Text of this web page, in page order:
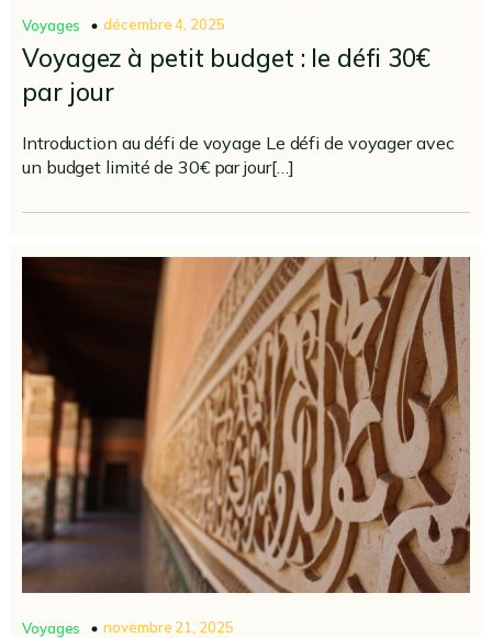
Voyages décembre 4, 2025
Voyagez à petit budget : le défi 30€
par jour
Introduction au défi de voyage Le défi de voyager avec
un budget limité de 30€ par jour[…]
Voyages novembre 21, 2025